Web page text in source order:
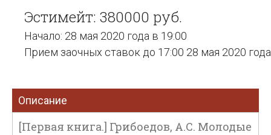
Эстимейт: 380000 руб.
Начало: 28 мая 2020 года в 19:00
Прием заочных ставок до 17:00 28 мая 2020 года
Описание
[Первая книга.] Грибоедов, А.С. Молодые